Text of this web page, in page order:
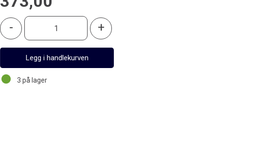
- +
3 på lager